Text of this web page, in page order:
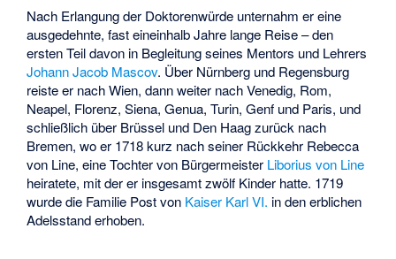
Nach Erlangung der Doktorenwürde unternahm er eine
ausgedehnte, fast eineinhalb Jahre lange Reise – den
ersten Teil davon in Begleitung seines Mentors und Lehrers
Johann Jacob Mascov. Über Nürnberg und Regensburg
reiste er nach Wien, dann weiter nach Venedig, Rom,
Neapel, Florenz, Siena, Genua, Turin, Genf und Paris, und
schließlich über Brüssel und Den Haag zurück nach
Bremen, wo er 1718 kurz nach seiner Rückkehr Rebecca
von Line, eine Tochter von Bürgermeister Liborius von Line
heiratete, mit der er insgesamt zwölf Kinder hatte. 1719
wurde die Familie Post von Kaiser Karl VI. in den erblichen
Adelsstand erhoben.